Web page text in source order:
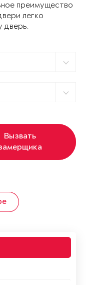
преимущество
легко
дверь.
Вызвать